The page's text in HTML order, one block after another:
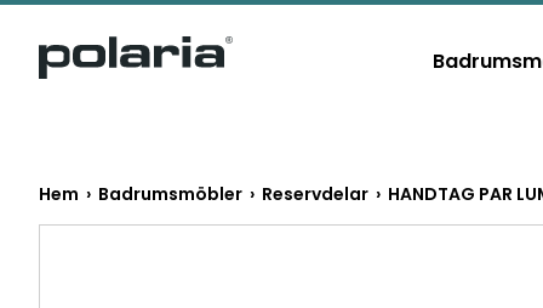
https://polaria.fi/name
Hem › Badrumsmöbler › Reservdelar › HANDTAG PAR